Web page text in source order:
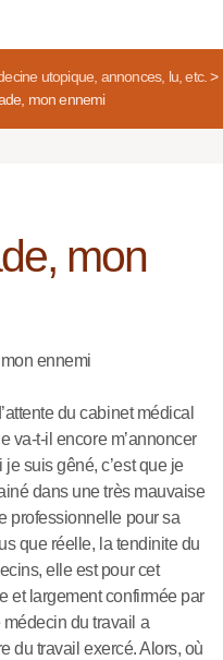
utopique, annonces, lu, etc.>
mon ennemi
mon
mon ennemi
du cabinet médical
va-t-il encore m’annoncer
suis gêné, c’est que je
dans une très mauvaise
professionnelle pour sa
que réelle, la tendinite du
elle est pour cet
et largement confirmée par
du travail a
du travail exercé. Alors, où